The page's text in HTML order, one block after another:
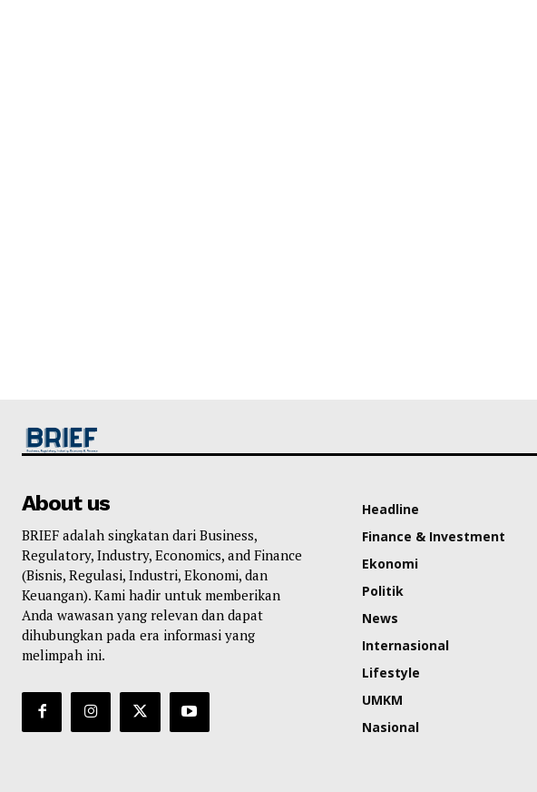
About us
BRIEF adalah singkatan dari Business,
Regulatory, Industry, Economics, and Finance
(Bisnis, Regulasi, Industri, Ekonomi, dan
Keuangan). Kami hadir untuk memberikan
Anda wawasan yang relevan dan dapat
dihubungkan pada era informasi yang
melimpah ini.
Headline
Finance & Investment
Ekonomi
Politik
News
Internasional
Lifestyle
UMKM
Nasional